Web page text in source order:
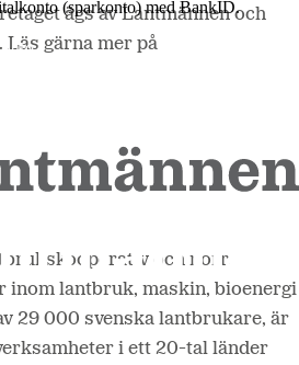
(sparkonto) med BankID.
ägs av Lantmännen och
gärna mer på
och norra
inom lantbruk, maskin, bioenergi
29 000 svenska lantbrukare, är
i ett 20-tal länder